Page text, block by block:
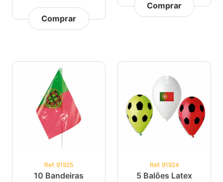
Comprar
Comprar
Ref. 91925
10 Bandeiras
Ref. 91924
5 Balões Latex